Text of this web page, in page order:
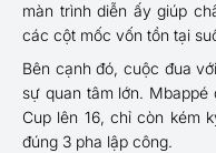
màn trình diễn ấy giúp
các cột mốc vốn tồn tại
Bên cạnh đó, cuộc đua
sự quan tâm lớn. Mbappé
Cup lên 16, chỉ còn kém
đúng 3 pha lập công.